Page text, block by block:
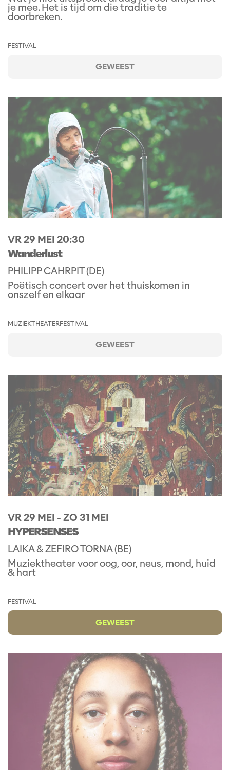
je mee. Het is tijd om die traditie te
doorbreken.
FESTIVAL
GEWEEST
Wanderlust
PHILIPP CAHRPIT (DE)
VR 29 MEI 20:30
Poëtisch concert over het thuiskomen in
onszelf en elkaar
MUZIEKTHEATERFESTIVAL
GEWEEST
HYPERSENSES
LAIKA & ZEFIRO TORNA (BE)
VR 29 MEI - ZO 31 MEI
Muziektheater voor oog, oor, neus, mond, huid
& hart
FESTIVAL
GEWEEST